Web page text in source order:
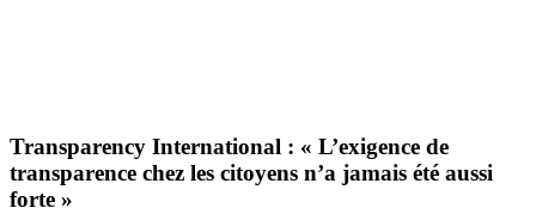
Transparency International : « L’exigence de
transparence chez les citoyens n’a jamais été aussi
forte »